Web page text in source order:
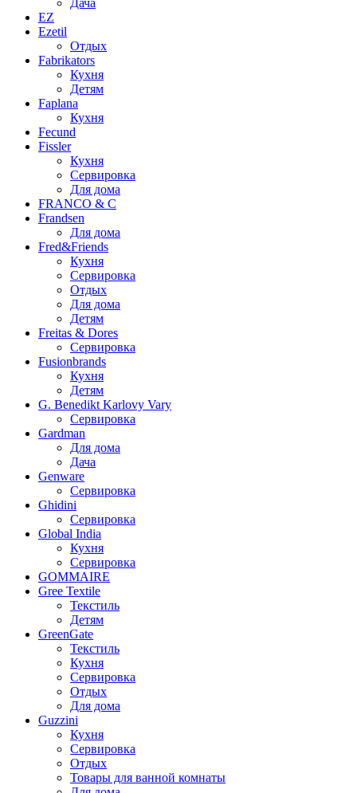
Дача
EZ
Ezetil
Отдых
Fabrikators
Кухня
Детям
Faplana
Кухня
Fecund
Fissler
Кухня
Сервировка
Для дома
FRANCO & C
Frandsen
Для дома
Fred&Friends
Кухня
Сервировка
Отдых
Для дома
Детям
Freitas & Dores
Сервировка
Fusionbrands
Кухня
Детям
G. Benedikt Karlovy Vary
Сервировка
Gardman
Для дома
Дача
Genware
Сервировка
Ghidini
Сервировка
Global India
Кухня
Сервировка
GOMMAIRE
Gree Textile
Текстиль
Детям
GreenGate
Текстиль
Кухня
Сервировка
Отдых
Для дома
Guzzini
Кухня
Сервировка
Отдых
Товары для ванной комнаты